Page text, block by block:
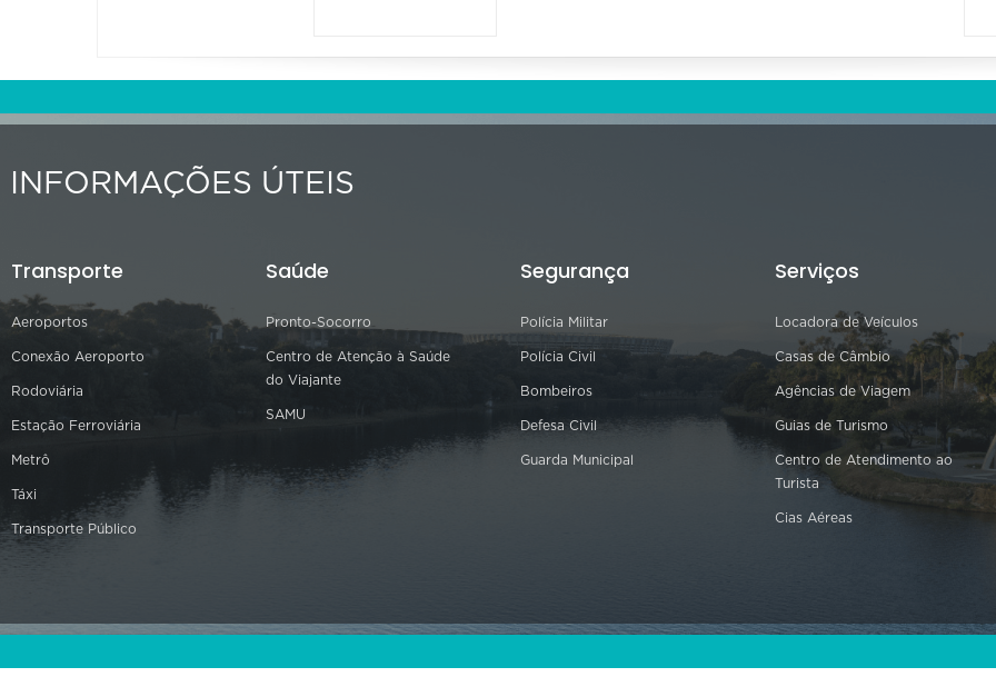
INFORMAÇÕES ÚTEIS
Transporte
Aeroportos
Conexão Aeroporto
Rodoviária
Estação Ferroviária
Metrô
Táxi
Transporte Público
Saúde
Pronto-Socorro
Centro de Atenção à Saúde
do Viajante
SAMU
Segurança
Polícia Militar
Polícia Civil
Bombeiros
Defesa Civil
Guarda Municipal
Serviços
Locadora de Veículos
Casas de Câmbio
Agências de Viagem
Guias de Turismo
Centro de Atendimento ao
Turista
Cias Aéreas